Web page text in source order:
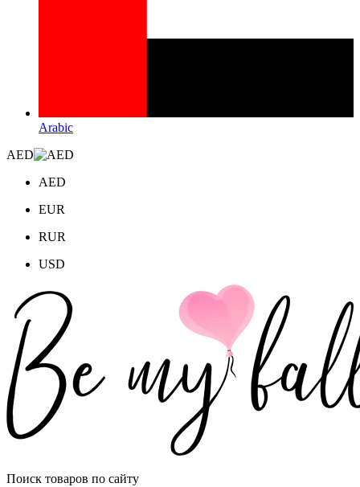
Arabic
AED
AED
EUR
RUR
USD
Поиск товаров по сайту